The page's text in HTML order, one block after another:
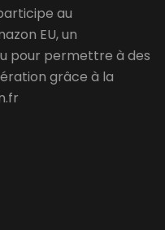
au
EU, un
pour permettre à des
grâce à la